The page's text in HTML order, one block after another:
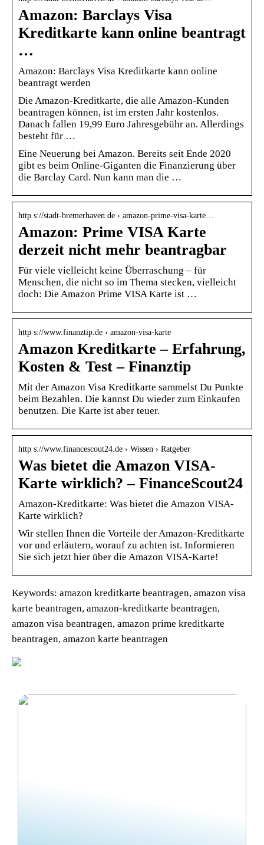
Amazon: Barclays Visa
Kreditkarte kann online beantragt
…
Amazon: Barclays Visa Kreditkarte kann online
beantragt werden
Die Amazon-Kreditkarte, die alle Amazon-Kunden
beantragen können, ist im ersten Jahr kostenlos.
Danach fallen 19,99 Euro Jahresgebühr an. Allerdings
besteht für …
Eine Neuerung bei Amazon. Bereits seit Ende 2020
gibt es beim Online-Giganten die Finanzierung über
die Barclay Card. Nun kann man die …
http s://stadt-bremerhaven.de › amazon-prime-visa-karte…
Amazon: Prime VISA Karte
derzeit nicht mehr beantragbar
Für viele vielleicht keine Überraschung – für
Menschen, die nicht so im Thema stecken, vielleicht
doch: Die Amazon Prime VISA Karte ist …
http s://www.finanztip.de › amazon-visa-karte
Amazon Kreditkarte – Erfahrung,
Kosten & Test – Finanztip
Mit der Amazon Visa Kreditkarte sammelst Du Punkte
beim Bezahlen. Die kannst Du wieder zum Einkaufen
benutzen. Die Karte ist aber teuer.
http s://www.financescout24.de › Wissen › Ratgeber
Was bietet die Amazon VISA-
Karte wirklich? – FinanceScout24
Amazon-Kreditkarte: Was bietet die Amazon VISA-
Karte wirklich?
Wir stellen Ihnen die Vorteile der Amazon-Kreditkarte
vor und erläutern, worauf zu achten ist. Informieren
Sie sich jetzt hier über die Amazon VISA-Karte!
Keywords: amazon kreditkarte beantragen, amazon visa
karte beantragen, amazon-kreditkarte beantragen,
amazon visa beantragen, amazon prime kreditkarte
beantragen, amazon karte beantragen